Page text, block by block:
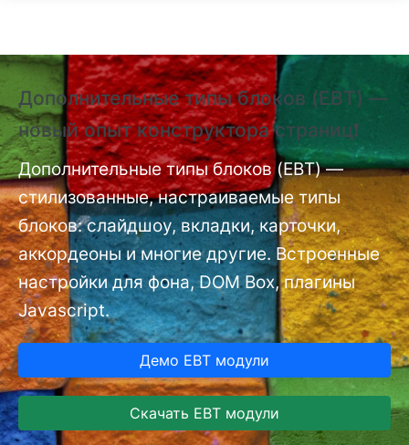
Дополнительные типы блоков (EBT) —
новый опыт конструктора страниц❗
Дополнительные типы блоков (EBT) —
стилизованные, настраиваемые типы
блоков: слайдшоу, вкладки, карточки,
аккордеоны и многие другие. Встроенные
настройки для фона, DOM Box, плагины
Javascript.
Демо EBT модули
Скачать EBT модули